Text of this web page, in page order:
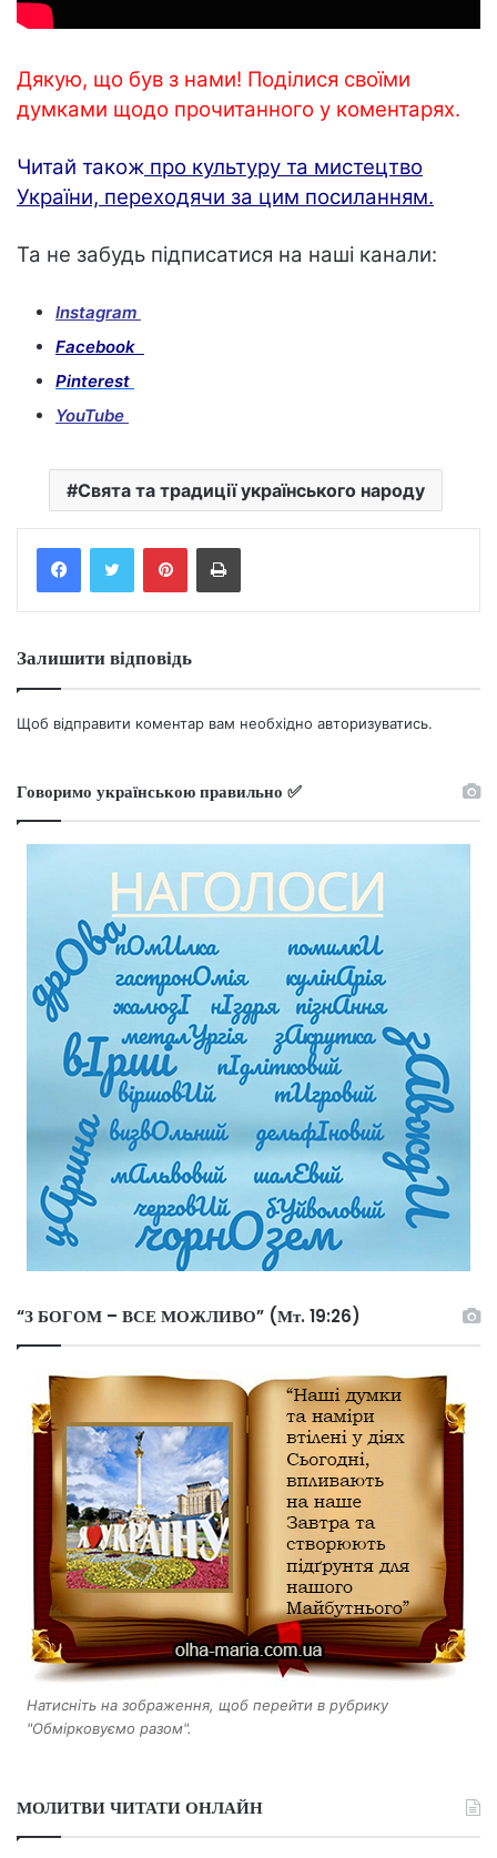
Дякую, що був з нами! Поділися своїми
думками щодо прочитанного у коментарях.
Читай також про культуру та мистецтво
України, переходячи за цим посиланням.
Та не забудь підписатися на наші канали:
Instagram
Facebook
Pinterest
YouTube
Свята та традиції українського народу
FacebookTwitter PinterestPrint
Залишити відповідь
Щоб відправити коментар вам необхідно авторизуватись.
Говоримо українською правильно ✅
“З БОГОМ – ВСЕ МОЖЛИВО” (Мт. 19:26)
Натисніть на зображення, щоб перейти в рубрику
"Обмірковуємо разом".
МОЛИТВИ ЧИТАТИ ОНЛАЙН